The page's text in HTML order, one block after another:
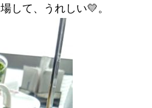
して、うれしい💛。